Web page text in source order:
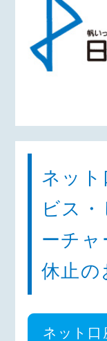
ネット
ビス
ーチ
休止の
ネット口